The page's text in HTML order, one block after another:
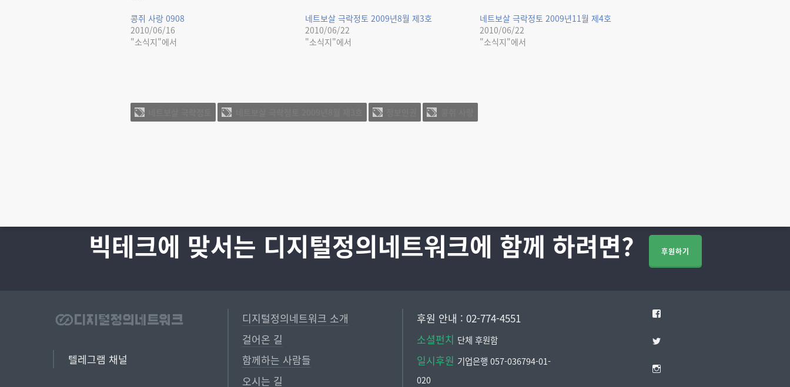
콩쥐 사랑 0908
2010/06/16
"소식지"에서
네트보살 극락정토 2009년8월 제3호
2010/06/22
"소식지"에서
네트보살 극락정토 2009년11월 제4호
2010/06/22
"소식지"에서
빅테크에 맞서는 디지털정의네트워크에 함께 하려면? 후원하기
텔레그램 채널
디지털정의네트워크 소개
걸어온 길
함께하는 사람들
오시는 길
후원 안내 : 02-774-4551
소셜펀치 단체 후원함
일시후원 기업은행 057-036794-01-
020